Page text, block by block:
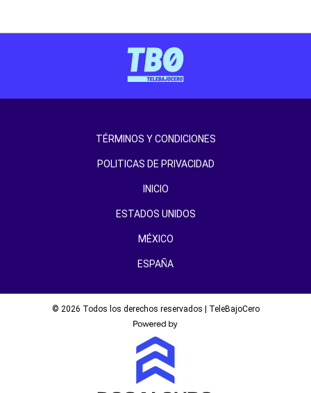
TÉRMINOS Y CONDICIONES
POLITICAS DE PRIVACIDAD
INICIO
ESTADOS UNIDOS
MÉXICO
ESPAÑA
© 2026 Todos los derechos reservados | TeleBajoCero